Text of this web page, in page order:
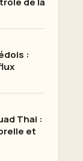
:
Thai :
et